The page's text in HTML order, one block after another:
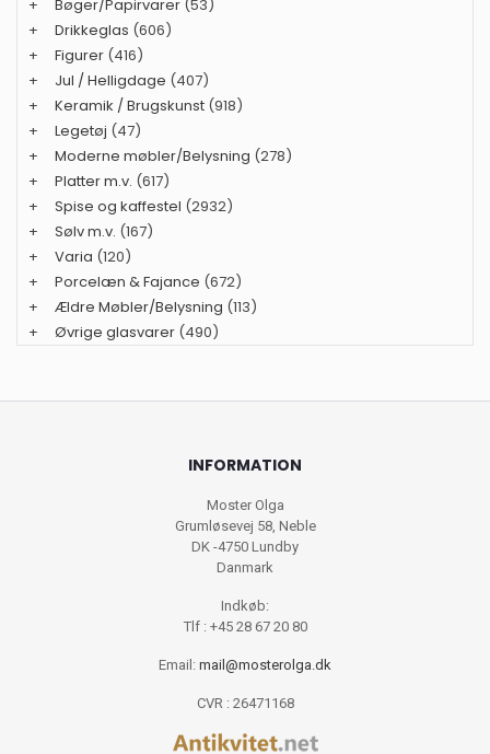
+
Bøger/Papirvarer (53)
+
Drikkeglas (606)
+
Figurer (416)
+
Jul / Helligdage (407)
+
Keramik / Brugskunst (918)
+
Legetøj (47)
+
Moderne møbler/Belysning (278)
+
Platter m.v. (617)
+
Spise og kaffestel (2932)
+
Sølv m.v. (167)
+
Varia (120)
+
Porcelæn & Fajance (672)
+
Ældre Møbler/Belysning (113)
+
Øvrige glasvarer (490)
INFORMATION
Moster Olga
Grumløsevej 58, Neble
DK -4750 Lundby
Danmark
Indkøb:
Tlf : +45 28 67 20 80
Email: mail@mosterolga.dk
CVR : 26471168